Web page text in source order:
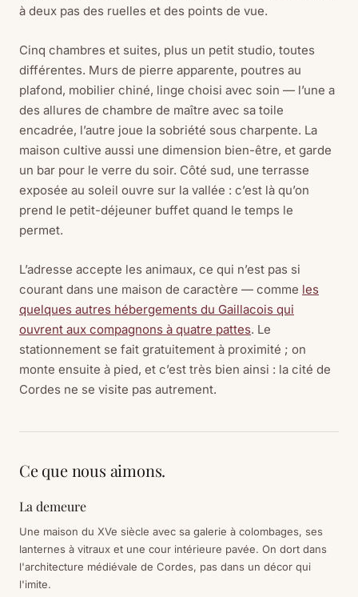
à deux pas des ruelles et des points de vue.
Cinq chambres et suites, plus un petit studio, toutes
différentes. Murs de pierre apparente, poutres au
plafond, mobilier chiné, linge choisi avec soin — l’une a
des allures de chambre de maître avec sa toile
encadrée, l’autre joue la sobriété sous charpente. La
maison cultive aussi une dimension bien-être, et garde
un bar pour le verre du soir. Côté sud, une terrasse
exposée au soleil ouvre sur la vallée : c’est là qu’on
prend le petit-déjeuner buffet quand le temps le
permet.
L’adresse accepte les animaux, ce qui n’est pas si
courant dans une maison de caractère — comme les
quelques autres hébergements du Gaillacois qui
ouvrent aux compagnons à quatre pattes. Le
stationnement se fait gratuitement à proximité ; on
monte ensuite à pied, et c’est très bien ainsi : la cité de
Cordes ne se visite pas autrement.
Ce que nous aimons.
La demeure
Une maison du XVe siècle avec sa galerie à colombages, ses
lanternes à vitraux et une cour intérieure pavée. On dort dans
l'architecture médiévale de Cordes, pas dans un décor qui
l'imite.